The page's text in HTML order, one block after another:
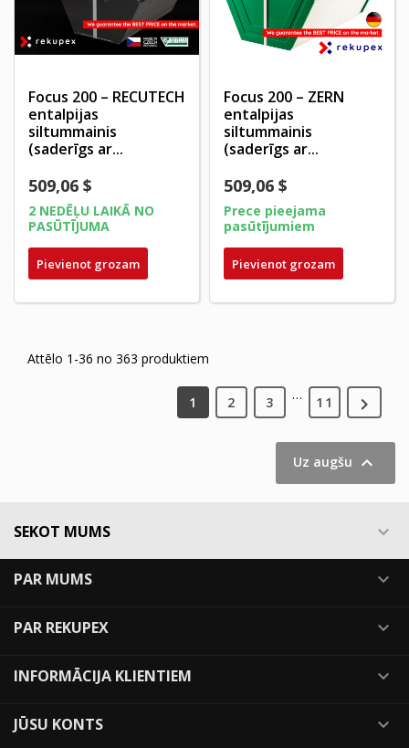
Focus 200 – RECUTECH
entalpijas
siltummainis
(saderīgs ar...
509,06 $
2 NEDĒĻU LAIKĀ NO
PASŪTĪJUMA
Pievienot grozam
Focus 200 – ZERN
entalpijas
siltummainis
(saderīgs ar...
509,06 $
Prece pieejama
pasūtījumiem
Pievienot grozam
Attēlo 1-36 no 363 produktiem
1 2 3 … 11 
Uz augšu 
SEKOT MUMS 
PAR MUMS 
PAR REKUPEX 
INFORMĀCIJA KLIENTIEM 
JŪSU KONTS 